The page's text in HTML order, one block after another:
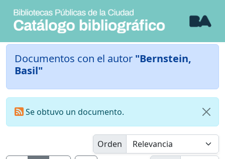
Documentos con el autor "Bernstein,
Basil"
Se obtuvo un documento.
Orden